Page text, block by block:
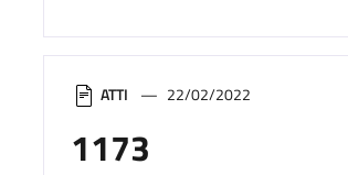
ATTI 22/02/2022
1173